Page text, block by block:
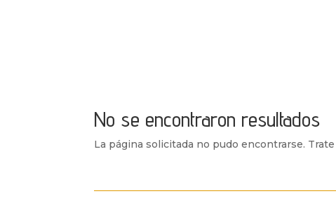
No se encontraron resultados
La página solicitada no pudo encontrarse.